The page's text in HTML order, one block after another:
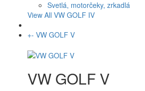
Svetlá, motorčeky, zrkadlá
View All VW GOLF IV
+- VW GOLF V
VW GOLF V